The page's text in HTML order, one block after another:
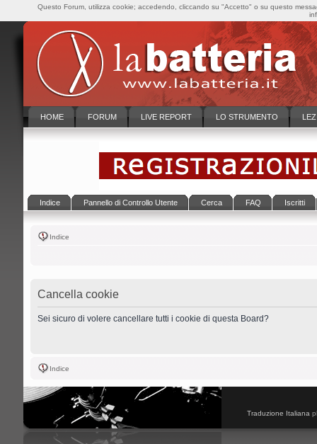
HOME FORUM LIVE REPORT LO STRUMENTO
Indice Pannello di Controllo Utente Cerca FAQ Iscritti
Indice
Cancella cookie
Sei sicuro di volere cancellare tutti i cookie di questa Board?
Indice
Traduzione Italiana
Questo Forum, utilizza cookie; accedendo, cliccando su "Accetto" o su questo